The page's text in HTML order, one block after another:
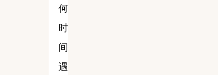
何
时
间
遇